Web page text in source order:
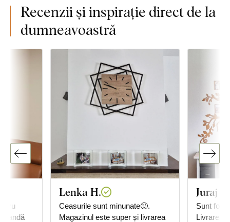
Recenzii și inspirație direct de la
dumneavoastră
bandă
Lenka H.
Ceasurile sunt minunate🙂.
Magazinul este super și livrarea
Juraj G.
Sunt
Livrarea,